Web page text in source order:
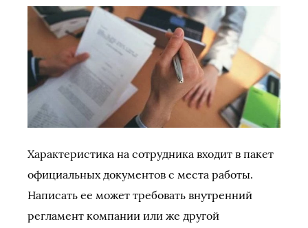
Характеристика на сотрудника входит в пакет
официальных документов с места работы.
Написать ее может требовать внутренний
регламент компании или же другой